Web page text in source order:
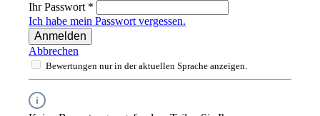
Ihr Passwort *
Ich habe mein Passwort vergessen.
Anmelden
Abbrechen
Bewertungen nur in der aktuellen Sprache anzeigen.